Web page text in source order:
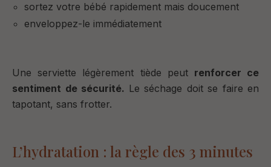
sortez votre bébé rapidement mais doucement
enveloppez-le immédiatement
Une serviette légèrement tiède peut renforcer ce
sentiment de sécurité. Le séchage doit se faire en
tapotant, sans frotter.
L’hydratation : la règle des 3 minutes